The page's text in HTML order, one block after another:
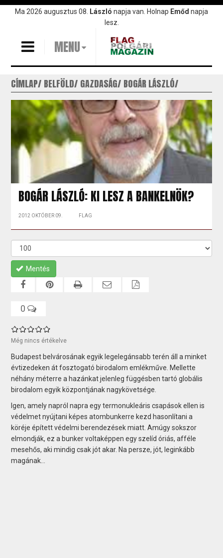
UgrásMa 2026 augusztus 08. László napja van. Holnap Emőd napja
lesz.
MENU
CÍMLAP BELFÖLD GAZDASÁG BOGÁR LÁSZLÓ
BOGÁR LÁSZLÓ: KI LESZ A BANKELNÖK?
2012 OKTÓBER 09. FLAG
Mentés
0
Még nincs értékelve
Budapest belvárosának egyik legelegánsabb terén áll a minket
évtizedeken át fosztogató birodalom emlékműve. Mellette
néhány méterre a hazánkat jelenleg függésben tartó globális
birodalom egyik központjának nagykövetsége.
Igen, amely napról napra egy termonukleáris csapások ellen is
védelmet nyújtani képes atombunkerre kezd hasonlítani a
köréje épített védelmi berendezések miatt. Amúgy sokszor
elmondják, ez a bunker voltaképpen egy szelíd óriás, afféle
mesehős, aki mindig csak jót akar. Na persze, jót, leginkább
magának…